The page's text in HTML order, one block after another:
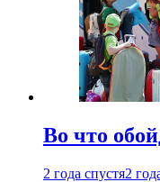
Во что
2 года спустя2